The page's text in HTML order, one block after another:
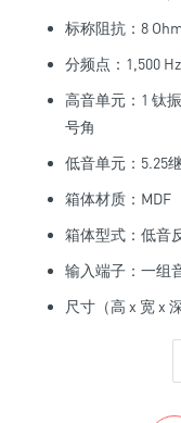
标称阻抗：8
分频点：1,500 Hz
高音单元：1 钛
号角
低音单元：5.25
箱体材质：MDF
箱体型式：低音
输入端子：一组
尺寸（高 x 宽 x